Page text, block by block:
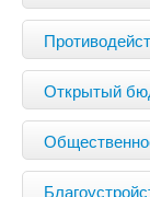
Открытый